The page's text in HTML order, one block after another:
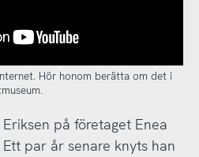
Hör honom berätta om det i
på företaget Enea
Ett par år senare knyts han